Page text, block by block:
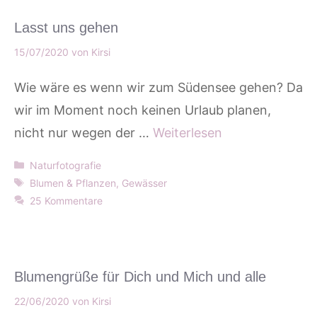
Lasst uns gehen
15/07/2020 von Kirsi
Wie wäre es wenn wir zum Südensee gehen? Da
wir im Moment noch keinen Urlaub planen,
nicht nur wegen der … Weiterlesen
Kategorien
Naturfotografie
Schlagwörter
Blumen & Pflanzen, Gewässer
25 Kommentare
Blumengrüße für Dich und Mich und alle
22/06/2020 von Kirsi